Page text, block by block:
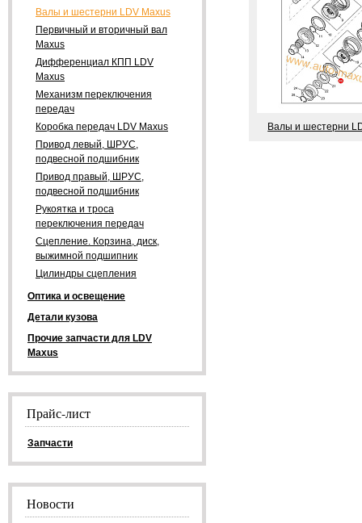
Валы и шестерни
Валы и шестерни LDV Maxus
Первичный и вторичный вал
Maxus
Дифференциал КПП LDV
Maxus
Механизм переключения
передач
Коробка передач LDV Maxus
Привод левый, ШРУС,
подвесной подшибник
Привод правый, ШРУС,
подвесной подшибник
Рукоятка и троса
переключения передач
Сцепление. Корзина, диск,
выжимной подшипник
Цилиндры сцепления
Оптика и освещение
Детали кузова
Прочие запчасти для LDV
Maxus
Прайс-лист
Запчасти
Новости